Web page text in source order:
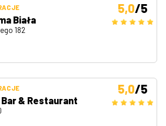
Biała
182
5,0/5
& Restaurant
5,0/5